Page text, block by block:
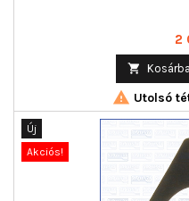
Ár
2
 Kosárba
 Utolsó
Új
Akciós!